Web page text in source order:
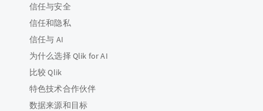
信任与安全
信任和隐私
信任与 AI
为什么选择 Qlik for AI
比较 Qlik
特色技术合作伙伴
数据来源和目标